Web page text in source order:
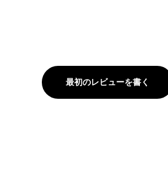
最初のレビューを書く